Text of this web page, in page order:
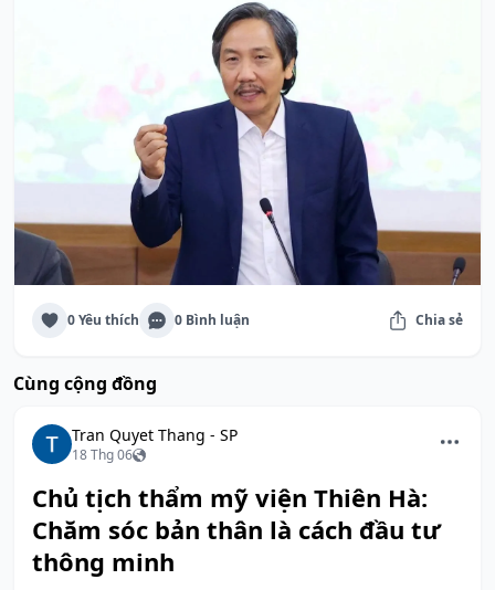
0 Yêu thích 0 Bình luận Chia sẻ
Cùng cộng đồng
Tran Quyet Thang - SP
18 Thg 06
Chủ tịch thẩm mỹ viện Thiên Hà:
Chăm sóc bản thân là cách đầu tư
thông minh